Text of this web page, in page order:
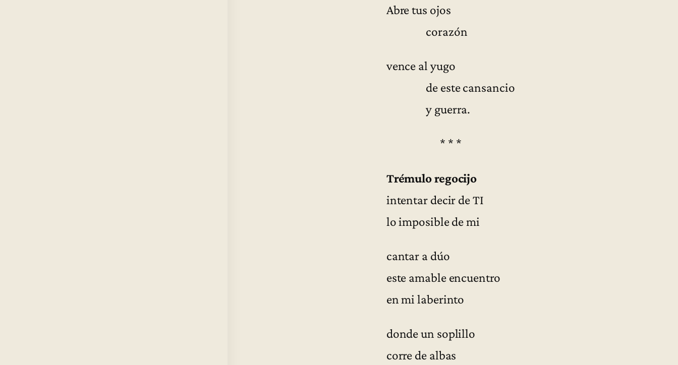
Abre tus ojos
corazón
vence al yugo
de este cansancio
y guerra.
* * *
Trémulo regocijo
intentar decir de TI
lo imposible de mi
cantar a dúo
este amable encuentro
en mi laberinto
donde un soplillo
corre de albas